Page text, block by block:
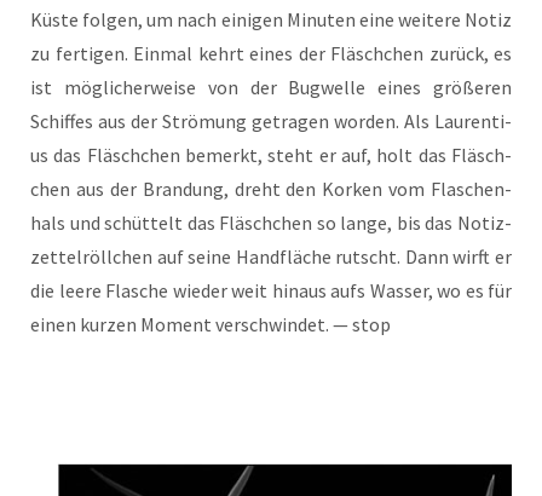
Küs­te fol­gen, um nach eini­gen Minu­ten eine wei­te­re Notiz
zu fer­ti­gen. Ein­mal kehrt eines der Fläsch­chen zurück, es
ist mög­li­cher­wei­se von der Bug­wel­le eines grö­ße­ren
Schif­fes aus der Strö­mung getra­gen wor­den. Als Lau­ren­ti­
us das Fläsch­chen bemerkt, steht er auf, holt das Fläsch­
chen aus der Bran­dung, dreht den Kor­ken vom Fla­schen­
hals und schüt­telt das Fläsch­chen so lan­ge, bis das Notiz­
zet­tel­röll­chen auf sei­ne Hand­flä­che rutscht. Dann wirft er
die lee­re Fla­sche wie­der weit hin­aus aufs Was­ser, wo es für
einen kur­zen Moment ver­schwin­det. — stop